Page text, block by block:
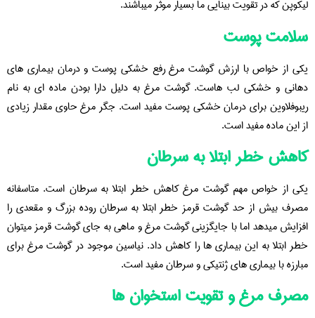
لیکوپن که در تقویت بینایی ما بسیار موثر میباشند.
سلامت پوست
یکی از خواص با ارزش گوشت مرغ رفع خشکی پوست و درمان بیماری های
دهانی و خشکی لب هاست. گوشت مرغ به دلیل دارا بودن ماده ای به نام
ریبوفلاوین برای درمان خشکی پوست مفید است. جگر مرغ حاوی مقدار زیادی
از این ماده مفید است.
کاهش خطر ابتلا به سرطان
یکی از خواص مهم گوشت مرغ کاهش خطر ابتلا به سرطان است. متاسفانه
مصرف بیش از حد گوشت قرمز خطر ابتلا به سرطان روده بزرگ و مقعدی را
افزایش میدهد اما با جایگزینی گوشت مرغ و ماهی به جای گوشت قرمز میتوان
خطر ابتلا به این بیماری ها را کاهش داد. نیاسین موجود در گوشت مرغ برای
مبارزه با بیماری های ژنتیکی و سرطان مفید است.
مصرف مرغ و تقویت استخوان ها